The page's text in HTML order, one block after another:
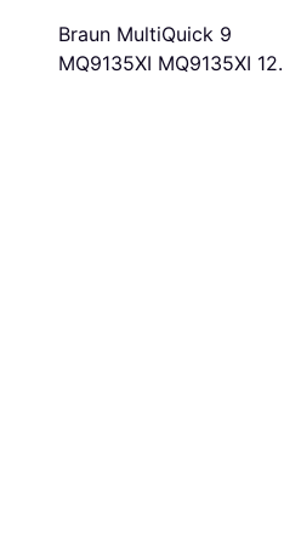
Braun MultiQuick 9
MQ9135XI MQ9135XI